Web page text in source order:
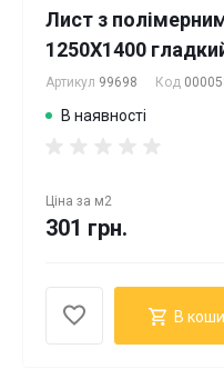
Лист з
1250Х1400
Артикул 99698 Код
В наявності
Ціна за м2
301 грн.
В